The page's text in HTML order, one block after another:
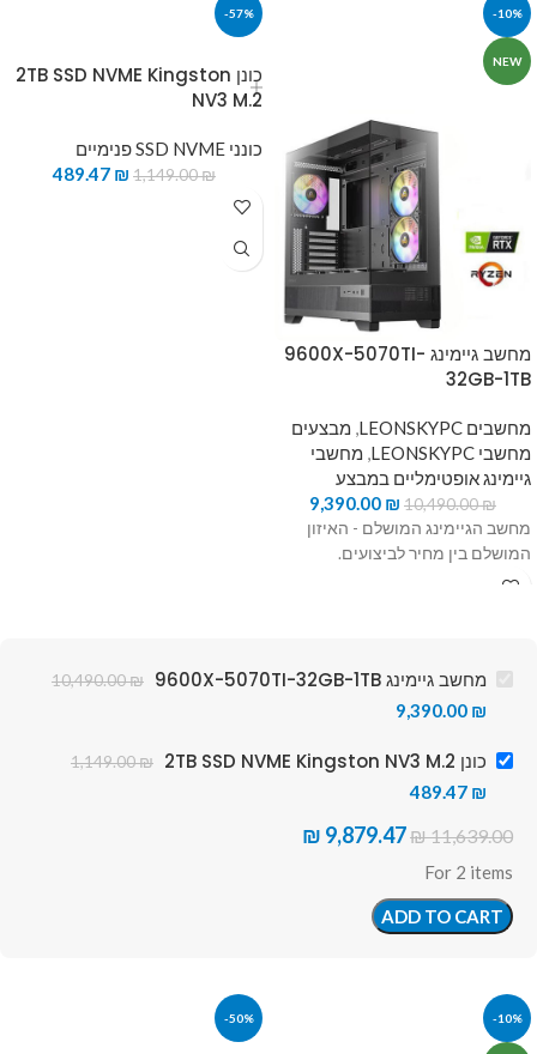
-10%
NEW
מחשב גיימינג 9600X-5070TI-
32GB-1TB
מחשבים LEONSKYPC , מבצעים
מחשבי LEONSKYPC
, מחשבי
גיימינג אופטימליים במבצע
10,490.00₪
9,390.00 ₪
מחשב הגיימינג המושלם - האיזון
המושלם בין מחיר לביצועים.
-57%
כונן 2TB SSD NVME Kingston
NV3 M.2
כונני SSD NVME פנימיים
1,149.00₪
489.47 ₪
מחשב גיימינג 9600X-5070TI-32GB-1TB 10,490.00₪
9,390.00 ₪
כונן 2TB SSD NVME Kingston NV3 M.2 1,149.00₪
489.47 ₪
11,639.00
₪
9,879.47
₪
For 2 items
ADD TO CART
-10%
-50%